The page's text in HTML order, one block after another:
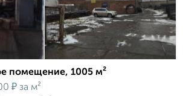
помещение, 1005 м²
₽ за м²